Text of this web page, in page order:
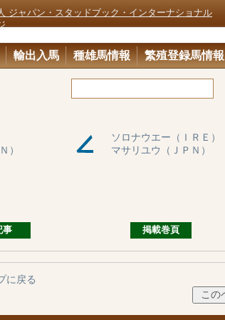
ジャパン・スタッドブック・インターナショナル
輸出入馬 種雄馬情報 繁殖登録馬情報
ソロナウエー（ＩＲＥ）
）
マサリユウ（ＪＰＮ）
事 掲載巻頁
に戻る